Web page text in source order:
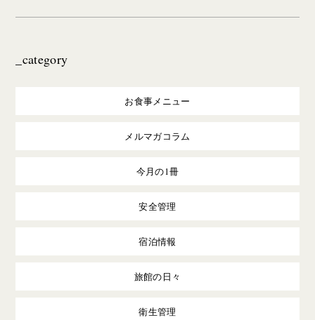
_category
お食事メニュー
メルマガコラム
今月の1冊
安全管理
宿泊情報
旅館の日々
衛生管理